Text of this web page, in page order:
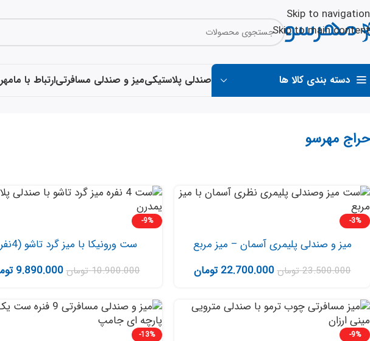
Skip to navigation
Skip to main content
دسته بندی کالا ها صندلی پلاستیکیمیز و صندلی مسافرتیارتباط با ما
حراج مهرسو
-3%
میز و صندلی پلیمری آسمان – میز مربع
23.500.000 تومان 22.700.000 تومان
-9%
ست ورونیکا با میز گرد تاشو (4نفره)
10.900.000 تومان 9.890.000
-9%
-13%